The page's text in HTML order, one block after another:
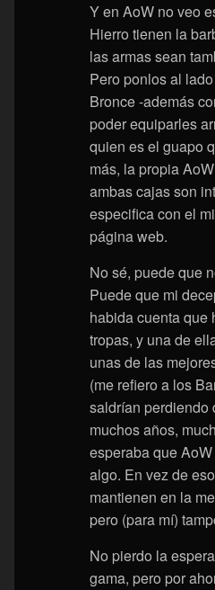
Y en AoW no veo
Hierro tienen la
las armas sean
Pero ponlos al
Bronce -además
poder equiparles
quien es el guapo
más, la propia
ambas cajas son
especifica con el
página web.
No sé, puede que
Puede que mi
habida cuenta que
tropas, y una de
unas de las
(me refiero a los
saldrían perdiendo
muchos años,
esperaba que
algo. En vez de
mantienen en la
pero (para mí)
No pierdo la
gama, pero por